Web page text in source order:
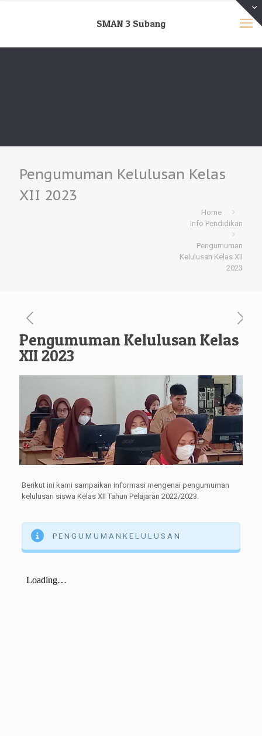
SMAN 3 Subang
Pengumuman Kelulusan Kelas
XII 2023
Home
Info Pendidikan
Pengumuman
Kelulusan Kelas XII
2023
Pengumuman Kelulusan Kelas
XII 2023
Berikut ini kami sampaikan informasi mengenai pengumuman
kelulusan siswa Kelas XII Tahun Pelajaran 2022/2023.
P E N G U M U M A N K E L U L U S A N